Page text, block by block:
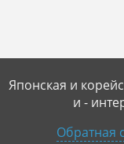
Японская и
и -
Обратная